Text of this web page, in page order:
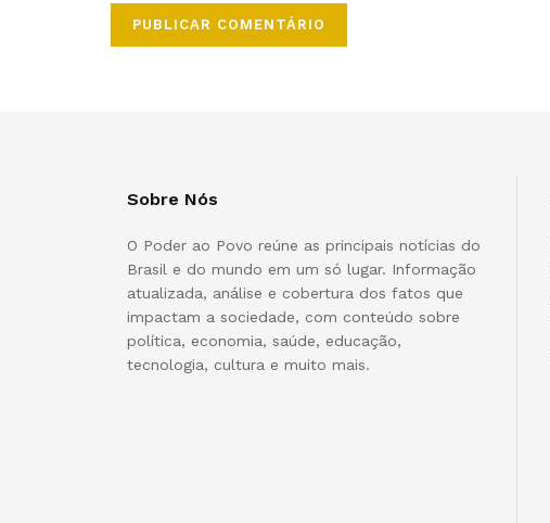
Sobre Nós
O Poder ao Povo reúne as principais notícias do
Brasil e do mundo em um só lugar. Informação
atualizada, análise e cobertura dos fatos que
impactam a sociedade, com conteúdo sobre
política, economia, saúde, educação,
tecnologia, cultura e muito mais.